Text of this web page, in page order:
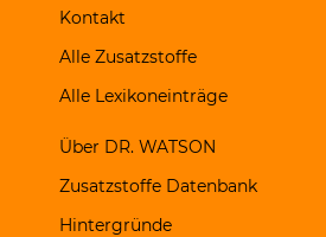
Kontakt
Alle Zusatzstoffe
Alle Lexikoneinträge
Über DR. WATSON
Zusatzstoffe Datenbank
Hintergründe